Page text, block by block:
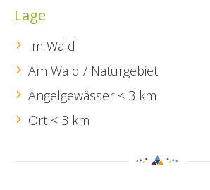
Lage
Im Wald
Am Wald / Naturgebiet
Angelgewässer < 3 km
Ort < 3 km